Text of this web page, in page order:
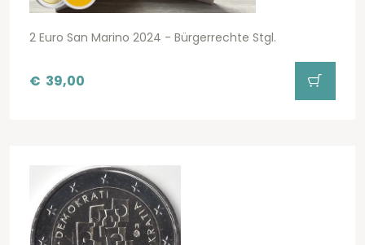
2 Euro San Marino 2024 - Bürgerrechte Stgl.
€ 39,00